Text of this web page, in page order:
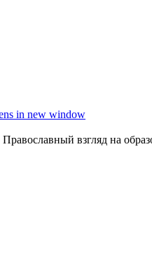
in new window
взгляд на